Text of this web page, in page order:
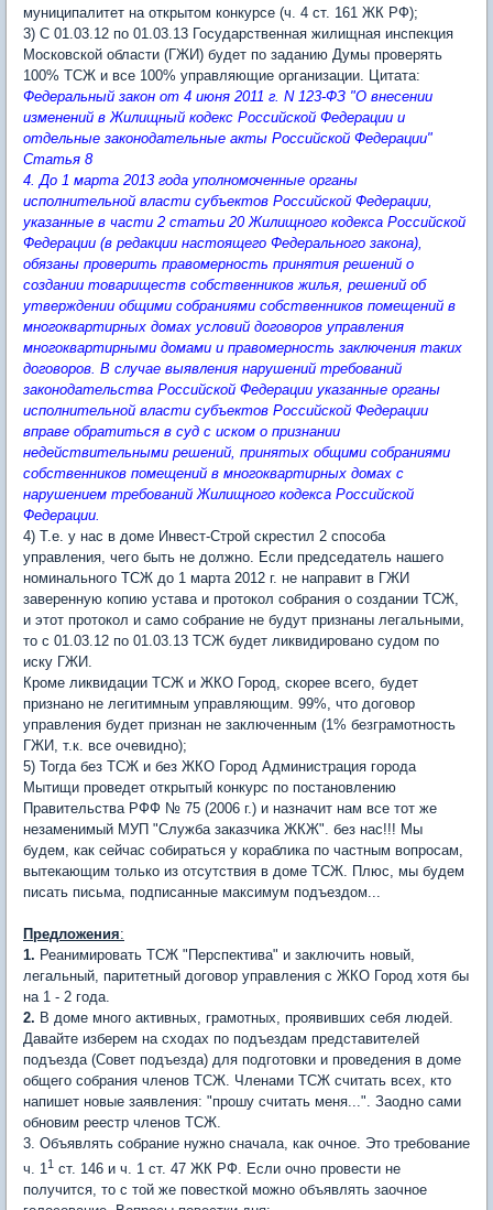
муниципалитет на открытом конкурсе (ч. 4 ст. 161 ЖК РФ);
3) С 01.03.12 по 01.03.13 Государственная жилищная инспекция
Московской области (ГЖИ) будет по заданию Думы проверять
100% ТСЖ и все 100% управляющие организации. Цитата:
Федеральный закон от 4 июня 2011 г. N 123-ФЗ "О внесении
изменений в Жилищный кодекс Российской Федерации и
отдельные законодательные акты Российской Федерации"
Статья 8
4. До 1 марта 2013 года уполномоченные органы
исполнительной власти субъектов Российской Федерации,
указанные в части 2 статьи 20 Жилищного кодекса Российской
Федерации (в редакции настоящего Федерального закона),
обязаны проверить правомерность принятия решений о
создании товариществ собственников жилья, решений об
утверждении общими собраниями собственников помещений в
многоквартирных домах условий договоров управления
многоквартирными домами и правомерность заключения таких
договоров. В случае выявления нарушений требований
законодательства Российской Федерации указанные органы
исполнительной власти субъектов Российской Федерации
вправе обратиться в суд с иском о признании
недействительными решений, принятых общими собраниями
собственников помещений в многоквартирных домах с
нарушением требований Жилищного кодекса Российской
Федерации.
4) Т.е. у нас в доме Инвест-Строй скрестил 2 способа
управления, чего быть не должно. Если председатель нашего
номинального ТСЖ до 1 марта 2012 г. не направит в ГЖИ
заверенную копию устава и протокол собрания о создании ТСЖ,
и этот протокол и само собрание не будут признаны легальными,
то с 01.03.12 по 01.03.13 ТСЖ будет ликвидировано судом по
иску ГЖИ.
Кроме ликвидации ТСЖ и ЖКО Город, скорее всего, будет
признано не легитимным управляющим. 99%, что договор
управления будет признан не заключенным (1% безграмотность
ГЖИ, т.к. все очевидно);
5) Тогда без ТСЖ и без ЖКО Город Администрация города
Мытищи проведет открытый конкурс по постановлению
Правительства РФФ № 75 (2006 г.) и назначит нам все тот же
незаменимый МУП "Служба заказчика ЖКЖ". без нас!!! Мы
будем, как сейчас собираться у кораблика по частным вопросам,
вытекающим только из отсутствия в доме ТСЖ. Плюс, мы будем
писать письма, подписанные максимум подъездом...
Предложения:
1. Реанимировать ТСЖ "Перспектива" и заключить новый,
легальный, паритетный договор управления с ЖКО Город хотя бы
на 1 - 2 года.
2. В доме много активных, грамотных, проявивших себя людей.
Давайте изберем на сходах по подъездам представителей
подъезда (Совет подъезда) для подготовки и проведения в доме
общего собрания членов ТСЖ. Членами ТСЖ считать всех, кто
напишет новые заявления: "прошу считать меня...". Заодно сами
обновим реестр членов ТСЖ.
3. Объявлять собрание нужно сначала, как очное. Это требование
ч. 1 1 ст. 146 и ч. 1 ст. 47 ЖК РФ. Если очно провести не
получится, то с той же повесткой можно объявлять заочное